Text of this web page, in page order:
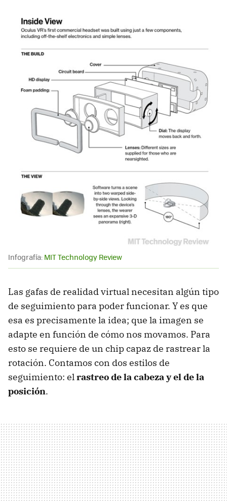
Infografía: MIT Technology Review
Las gafas de realidad virtual necesitan algún tipo
de seguimiento para poder funcionar. Y es que
esa es precisamente la idea; que la imagen se
adapte en función de cómo nos movamos. Para
esto se requiere de un chip capaz de rastrear la
rotación. Contamos con dos estilos de
seguimiento: el rastreo de la cabeza y el de la
posición.